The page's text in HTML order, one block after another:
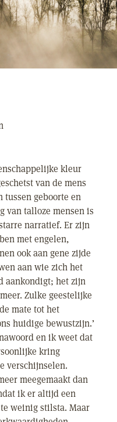
kleur
van de mens
tussen geboorte en
van talloze mensen is
narratief. Er zijn
met engelen,
ook aan gene zijde
aan wie zich het
aankondigt; het zijn
Zulke geestelijke
mate tot het
huidige bewustzijn.’
en ik weet dat
kring
verschijnselen.
meegemaakt dan
ik er altijd een
weinig stilsta. Maar